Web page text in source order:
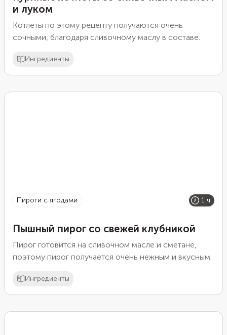
и луком
Котлеты по этому рецепту получаются очень
сочными, благодаря сливочному маслу в составе.
Ингредиенты
пироги с ягодами 1 ч
Пышный пирог со свежей клубникой
Пирог готовится на сливочном масле и сметане,
поэтому пирог получается очень нежным и вкусным.
Ингредиенты